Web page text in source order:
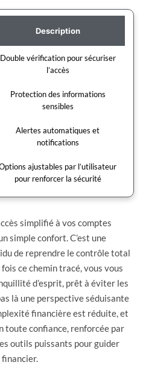
Description
Double vérification pour sécuriser
l’accès
Protection des informations
sensibles
Alertes automatiques et
notifications
ajustables par l’utilisateur
pour renforcer la sécurité
simplifié à vos comptes
simple confort. C’est une
de reprendre le contrôle total
ce chemin tracé, vous vous
d’esprit, prêt à éviter les
là une perspective séduisante
financière est réduite, et
toute confiance, renforcée par
outils puissants pour guider